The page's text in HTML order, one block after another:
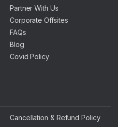
Partner With Us
Corporate Offsites
FAQs
Blog
Covid Policy
Cancellation & Refund Policy